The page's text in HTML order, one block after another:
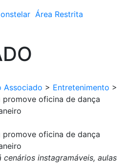
Área Restrita
Associado > Entretenimento >
promove oficina de dança
promove oficina de dança
instagramáveis, aulas